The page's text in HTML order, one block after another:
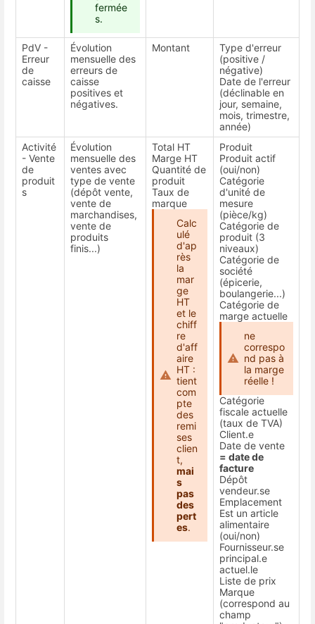
fermée
s.
PdV -
Erreur
de
caisse
Évolution
mensuelle des
erreurs de
caisse
positives et
négatives.
Montant
Type d'erreur
(positive /
négative)
Date de l'erreur
(déclinable en
jour, semaine,
mois, trimestre,
année)
Activité
- Vente
de
produit
s
Évolution
mensuelle des
ventes avec
type de vente
(dépôt vente,
vente de
marchandises,
vente de
produits
finis...)
Total HT
Marge HT
Quantité de
produit
Taux de
marque
Calc
ulé
d'ap
rès
la
mar
ge
HT
et le
chiff
re
d'aff
aire
HT :
tient
com
pte
des
remi
ses
clien
t,
mai
s
pas
des
pert
es.
Produit
Produit actif
(oui/non)
Catégorie
d'unité de
mesure
(pièce/kg)
Catégorie de
produit (3
niveaux)
Catégorie de
société
(épicerie,
boulangerie...)
Catégorie de
marge actuelle
ne
correspo
nd pas à
la marge
réelle !
Catégorie
fiscale actuelle
(taux de TVA)
Client.e
Date de vente
= date de
facture
Dépôt
vendeur.se
Emplacement
Est un article
alimentaire
(oui/non)
Fournisseur.se
principal.e
actuel.le
Liste de prix
Marque
(correspond au
champ